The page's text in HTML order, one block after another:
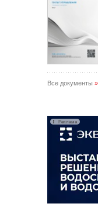
Все документы »
Реклама